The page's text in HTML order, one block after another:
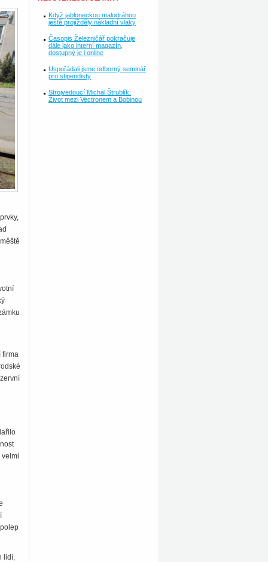
firma
velmi
lidí,
Když jabloneckou malodráhou
ještě projížděly nákladní vlaky
Časopis Železničář pokračuje
dále jako interní magazín,
dostupný je i online
Uspořádali jsme odborný seminář
pro stipendisty
Strojvedoucí Michal Štrublík:
Život mezi Vectronem a Bobinou